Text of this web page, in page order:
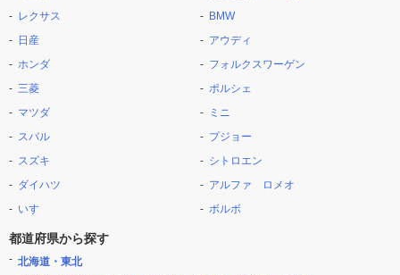
レクサス
日産
ホンダ
三菱
マツダ
スバル
スズキ
ダイハツ
いすゞ
BMW
アウディ
フォルクスワーゲン
ポルシェ
ミニ
プジョー
シトロエン
アルファ ロメオ
ボルボ
都道府県から探す
北海道・東北